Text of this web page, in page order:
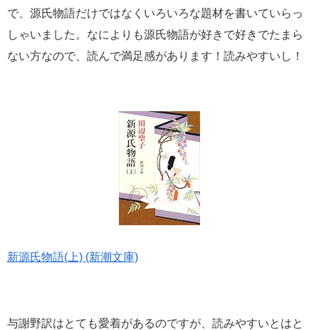
で、源氏物語だけではなくいろいろな題材を書いていらっ
しゃいました。なによりも源氏物語が好きで好きでたまら
ない方なので、読んで満足感があります！読みやすいし！
新源氏物語(上) (新潮文庫)
与謝野訳はとても愛着があるのですが、読みやすいとはと